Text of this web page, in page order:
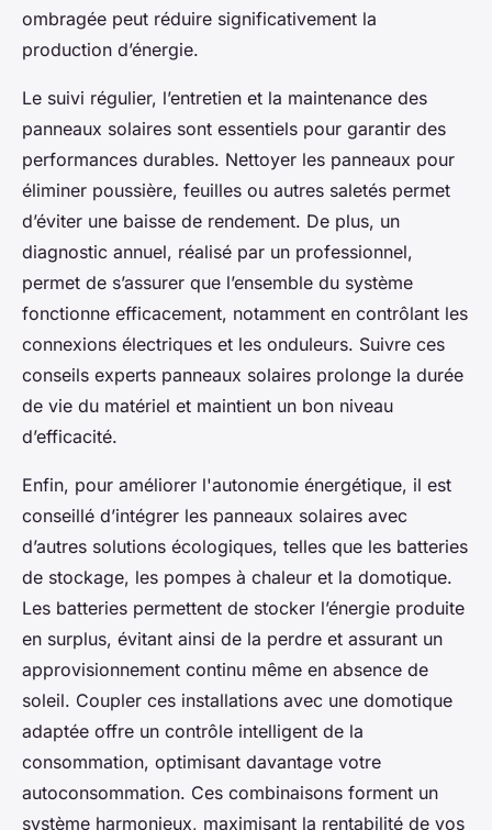
ombragée peut réduire significativement la
production d’énergie.
Le suivi régulier, l’entretien et la maintenance des
panneaux solaires sont essentiels pour garantir des
performances durables. Nettoyer les panneaux pour
éliminer poussière, feuilles ou autres saletés permet
d’éviter une baisse de rendement. De plus, un
diagnostic annuel, réalisé par un professionnel,
permet de s’assurer que l’ensemble du système
fonctionne efficacement, notamment en contrôlant les
connexions électriques et les onduleurs. Suivre ces
conseils experts panneaux solaires prolonge la durée
de vie du matériel et maintient un bon niveau
d’efficacité.
Enfin, pour améliorer l'autonomie énergétique, il est
conseillé d’intégrer les panneaux solaires avec
d’autres solutions écologiques, telles que les batteries
de stockage, les pompes à chaleur et la domotique.
Les batteries permettent de stocker l’énergie produite
en surplus, évitant ainsi de la perdre et assurant un
approvisionnement continu même en absence de
soleil. Coupler ces installations avec une domotique
adaptée offre un contrôle intelligent de la
consommation, optimisant davantage votre
autoconsommation. Ces combinaisons forment un
système harmonieux, maximisant la rentabilité de vos